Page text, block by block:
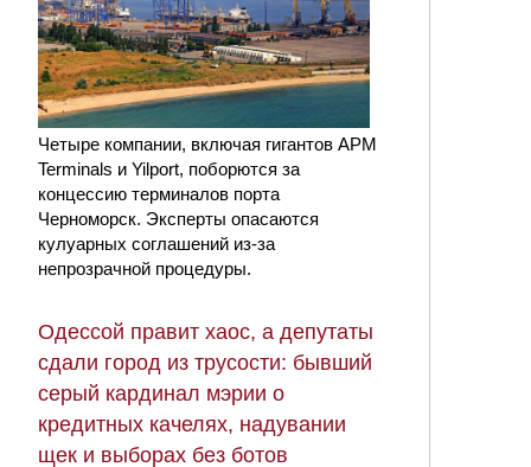
Четыре компании, включая гигантов APM
Terminals и Yilport, поборются за
концессию терминалов порта
Черноморск. Эксперты опасаются
кулуарных соглашений из-за
непрозрачной процедуры.
Одессой правит хаос, а депутаты
сдали город из трусости: бывший
серый кардинал мэрии о
кредитных качелях, надувании
щек и выборах без ботов